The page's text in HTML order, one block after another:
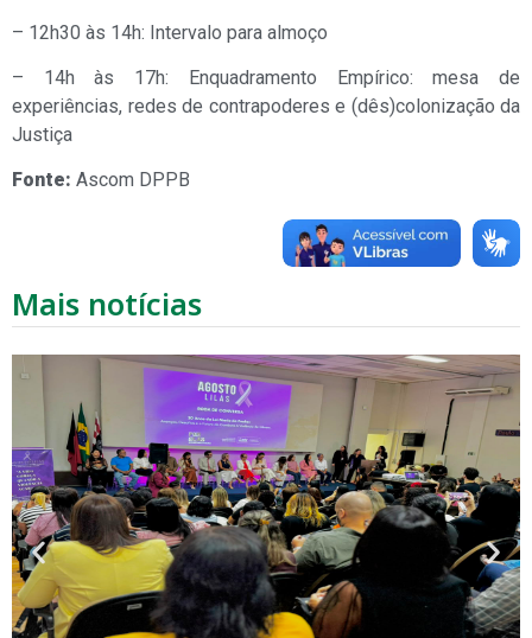
– 12h30 às 14h: Intervalo para almoço
– 14h às 17h: Enquadramento Empírico: mesa de
experiências, redes de contrapoderes e (dês)colonização da
Justiça
Fonte: Ascom DPPB
Mais notícias